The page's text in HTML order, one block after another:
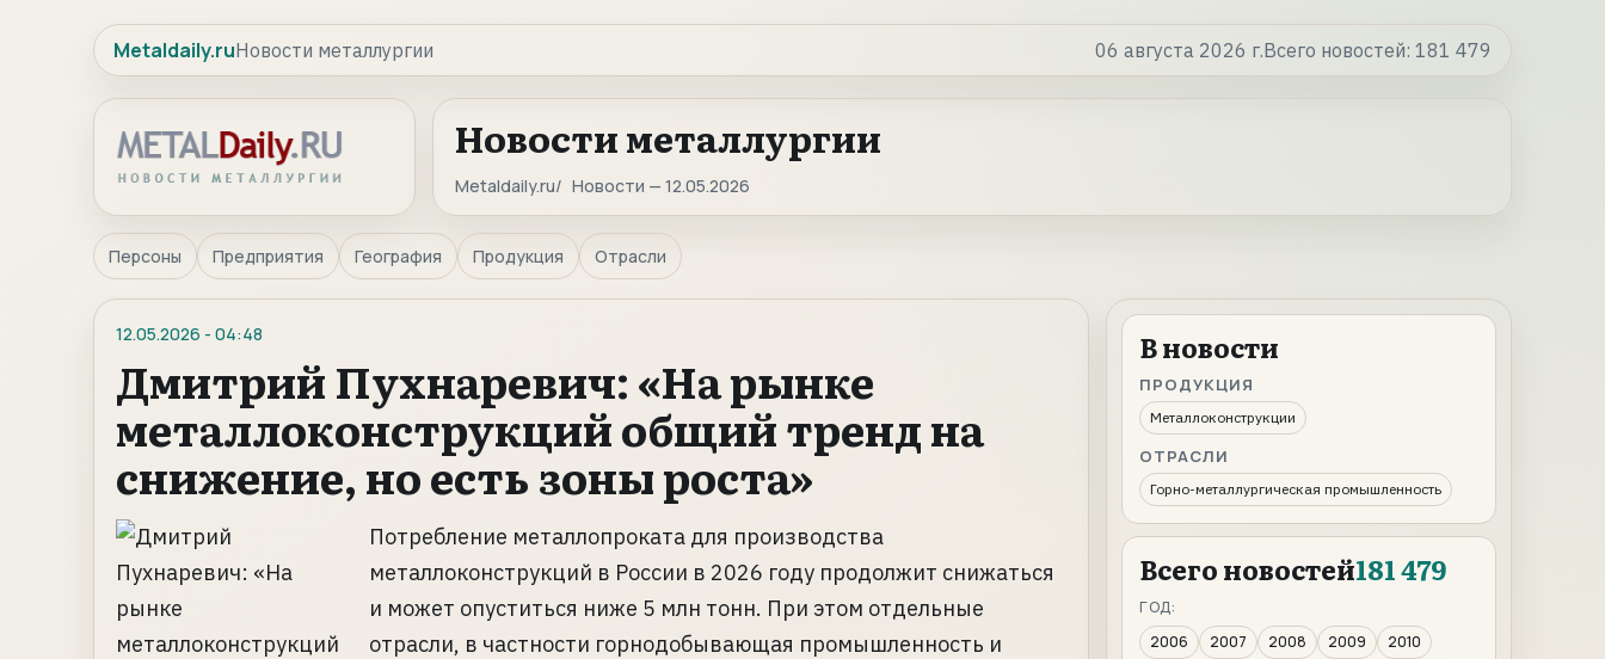
Metaldaily.ruНовости металлургии 06 августа 2026 г.Всего новостей: 181 479
Новости металлургии
Metaldaily.ru Новости — 12.05.2026
Персоны Предприятия География Продукция Отрасли
12.05.2026 - 04:48
Дмитрий Пухнаревич: «На рынке
металлоконструкций общий тренд на
снижение, но есть зоны роста»
Потребление металлопроката для производства
металлоконструкций в России в 2026 году продолжит снижаться
и может опуститься ниже 5 млн тонн. При этом отдельные
отрасли, в частности горнодобывающая промышленность и
В новости
ПРОДУКЦИЯ
Металлоконструкции
ОТРАСЛИ
Горно-металлургическая промышленность
Всего новостей181 479
ГОД:
2006
2007 2008 2009
2010